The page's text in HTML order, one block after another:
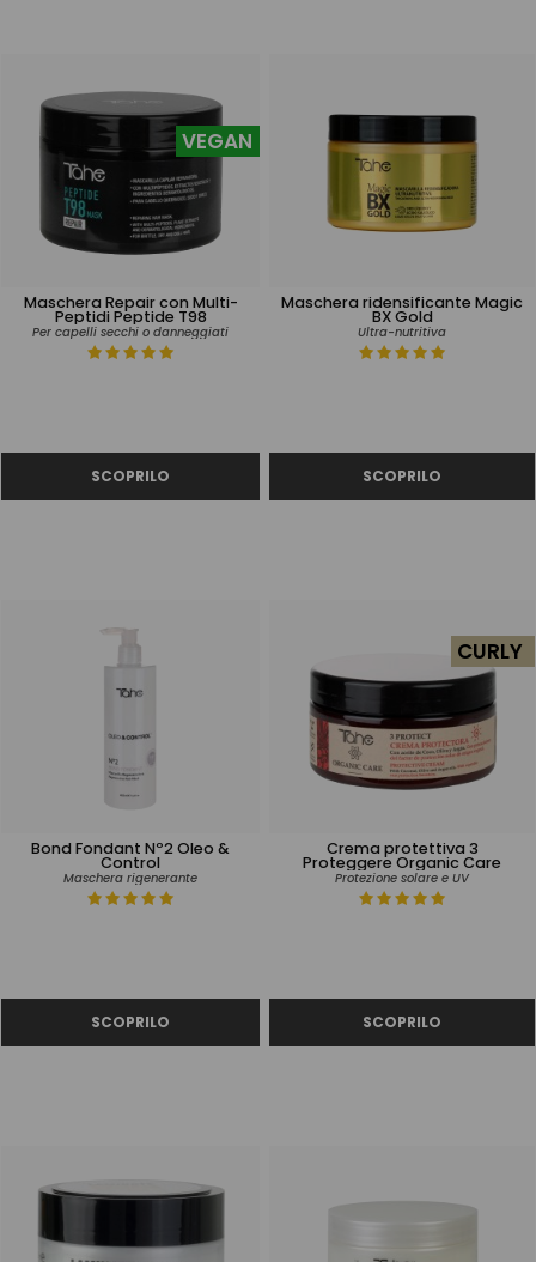
Maschera Repair con Multi-
Peptidi Peptide T98
Per capelli secchi o danneggiati
VEGAN
Maschera ridensificante Magic
BX Gold
Ultra-nutritiva
Bond Fondant Nº2 Oleo &
Control
Maschera rigenerante
Crema protettiva 3
Proteggere Organic Care
Protezione solare e UV
CURLY